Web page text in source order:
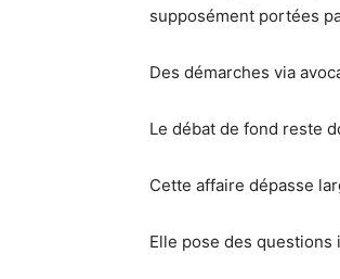
supposément portées
Des démarches via
Le débat de fond reste
Cette affaire dépasse
Elle pose des